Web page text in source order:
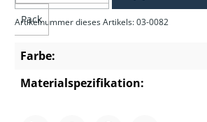
Pack
Artikelnummer dieses Artikels: 03-0082
Farbe:
Materialspezifikation: